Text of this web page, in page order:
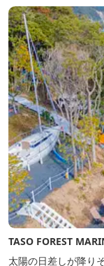
TASO FOREST
太陽の日差しが降り